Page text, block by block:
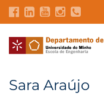
Contatos Intranet
Sara Araújo